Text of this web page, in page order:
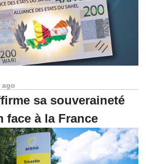
ago
sa souveraineté
face à la France